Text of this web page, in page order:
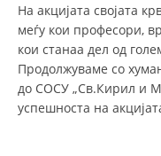
На акцијата својата
меѓу кои професори,
кои станаа дел од
Продолжуваме со
до СОСУ „Св.Кирил и
успешноста на